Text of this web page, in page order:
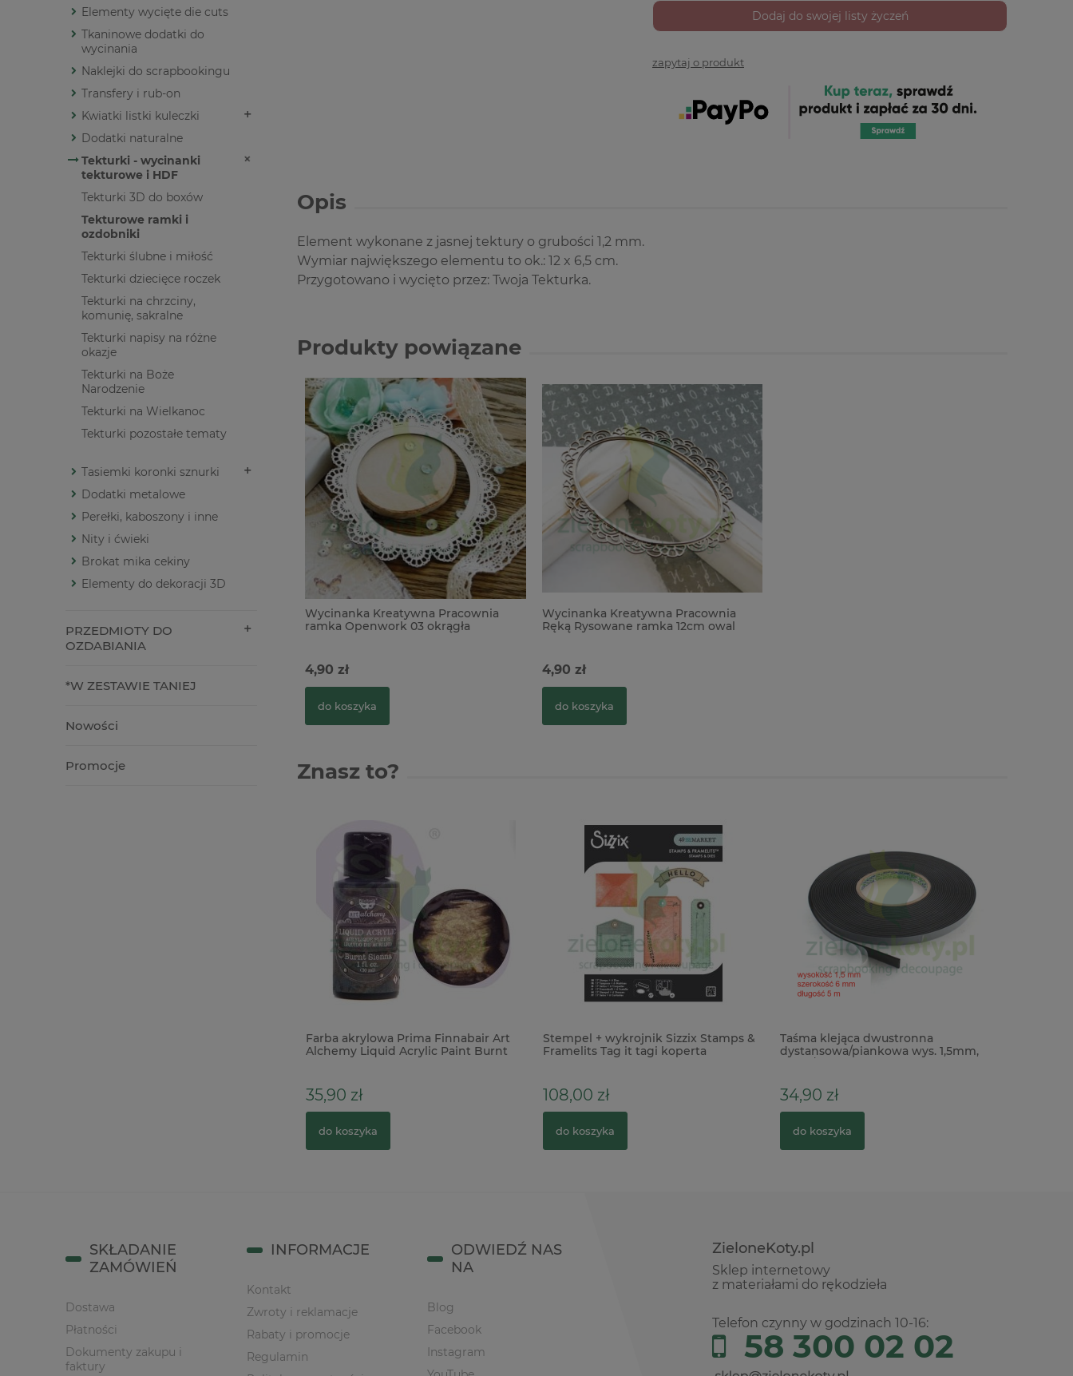
Elementy wycięte die cuts
Tkaninowe dodatki do
wycinania
Naklejki do scrapbookingu
Transfery i rub-on
Kwiatki listki kuleczki
Dodatki naturalne
Tekturki - wycinanki
tekturowe i HDF
Tekturki 3D do boxów
Tekturowe ramki i
ozdobniki
Tekturki ślubne i miłość
Tekturki dziecięce roczek
Tekturki na chrzciny,
komunię, sakralne
Tekturki napisy na różne
okazje
Tekturki na Boże
Narodzenie
Tekturki na Wielkanoc
Tekturki pozostałe tematy
Tasiemki koronki sznurki
Dodatki metalowe
Perełki, kaboszony i inne
Nity i ćwieki
Brokat mika cekiny
Elementy do dekoracji 3D
PRZEDMIOTY DO
OZDABIANIA
*W ZESTAWIE TANIEJ
Nowości
Promocje
Dodaj do swojej listy życzeń
zapytaj o produkt
Opis
Element wykonane z jasnej tektury o grubości 1,2 mm.
Wymiar największego elementu to ok.: 12 x 6,5 cm.
Przygotowano i wycięto przez: Twoja Tekturka.
Produkty powiązane
Wycinanka Kreatywna Pracownia
ramka Openwork 03 okrągła
4,90 zł
do koszyka
Wycinanka Kreatywna Pracownia
Ręką Rysowane ramka 12cm owal
4,90 zł
do koszyka
Znasz to?
Farba akrylowa Prima Finnabair Art
Alchemy Liquid Acrylic Paint Burnt
35,90 zł
do koszyka
Stempel + wykrojnik Sizzix Stamps &
Framelits Tag it tagi koperta
108,00 zł
do koszyka
Taśma klejąca dwustronna
dystansowa/piankowa wys. 1,5mm,
34,90 zł
do koszyka
ZieloneKoty.pl
Sklep internetowy
z materiałami do rękodzieła
Telefon czynny w godzinach 10-16:
58 300 02 02
SKŁADANIE
ZAMÓWIEŃ
Dostawa
Płatności
Dokumenty zakupu i
faktury
INFORMACJE
Kontakt
Zwroty i reklamacje
Rabaty i promocje
Regulamin
ODWIEDŹ NAS
NA
Blog
Facebook
Instagram